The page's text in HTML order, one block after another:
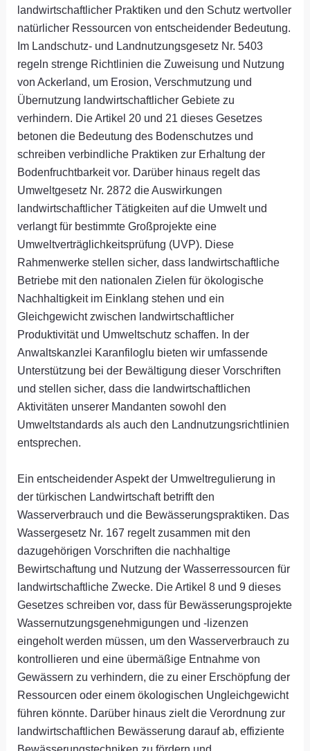
landwirtschaftlicher Praktiken und den Schutz wertvoller
natürlicher Ressourcen von entscheidender Bedeutung.
Im Landschutz- und Landnutzungsgesetz Nr. 5403
regeln strenge Richtlinien die Zuweisung und Nutzung
von Ackerland, um Erosion, Verschmutzung und
Übernutzung landwirtschaftlicher Gebiete zu
verhindern. Die Artikel 20 und 21 dieses Gesetzes
betonen die Bedeutung des Bodenschutzes und
schreiben verbindliche Praktiken zur Erhaltung der
Bodenfruchtbarkeit vor. Darüber hinaus regelt das
Umweltgesetz Nr. 2872 die Auswirkungen
landwirtschaftlicher Tätigkeiten auf die Umwelt und
verlangt für bestimmte Großprojekte eine
Umweltverträglichkeitsprüfung (UVP). Diese
Rahmenwerke stellen sicher, dass landwirtschaftliche
Betriebe mit den nationalen Zielen für ökologische
Nachhaltigkeit im Einklang stehen und ein
Gleichgewicht zwischen landwirtschaftlicher
Produktivität und Umweltschutz schaffen. In der
Anwaltskanzlei Karanfiloglu bieten wir umfassende
Unterstützung bei der Bewältigung dieser Vorschriften
und stellen sicher, dass die landwirtschaftlichen
Aktivitäten unserer Mandanten sowohl den
Umweltstandards als auch den Landnutzungsrichtlinien
entsprechen.
Ein entscheidender Aspekt der Umweltregulierung in
der türkischen Landwirtschaft betrifft den
Wasserverbrauch und die Bewässerungspraktiken. Das
Wassergesetz Nr. 167 regelt zusammen mit den
dazugehörigen Vorschriften die nachhaltige
Bewirtschaftung und Nutzung der Wasserressourcen für
landwirtschaftliche Zwecke. Die Artikel 8 und 9 dieses
Gesetzes schreiben vor, dass für Bewässerungsprojekte
Wassernutzungsgenehmigungen und -lizenzen
eingeholt werden müssen, um den Wasserverbrauch zu
kontrollieren und eine übermäßige Entnahme von
Gewässern zu verhindern, die zu einer Erschöpfung der
Ressourcen oder einem ökologischen Ungleichgewicht
führen könnte. Darüber hinaus zielt die Verordnung zur
landwirtschaftlichen Bewässerung darauf ab, effiziente